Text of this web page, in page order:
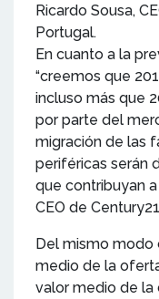
Ricardo Sousa,
Portugal.
En cuanto a la
“creemos que
incluso más que
por parte del
migración de las
periféricas serán
que contribuyan a
CEO de
Del mismo modo
medio de la
valor medio de la